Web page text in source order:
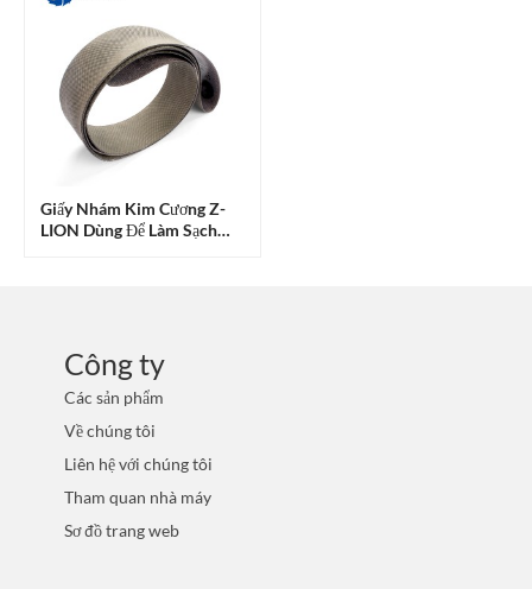
Giấy Nhám Kim Cương Z-
LION Dùng Để Làm Sạch
Công ty
Các sản phẩm
Về chúng tôi
Liên hệ với chúng tôi
Tham quan nhà máy
Sơ đồ trang web